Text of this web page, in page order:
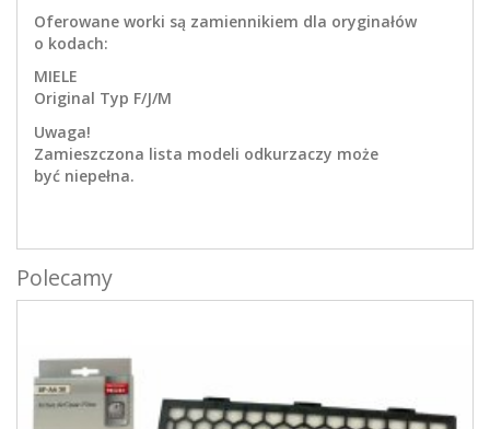
Oferowane worki są zamiennikiem dla oryginałów
o kodach:
MIELE
Original Typ F/J/M
Uwaga!
Zamieszczona lista modeli odkurzaczy może
być niepełna.
Polecamy